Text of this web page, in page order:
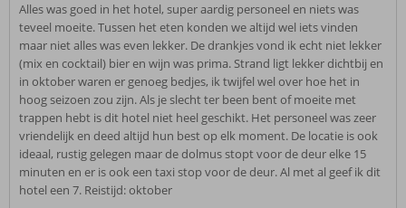
Alles was goed in het hotel, super aardig personeel en niets was
teveel moeite. Tussen het eten konden we altijd wel iets vinden
maar niet alles was even lekker. De drankjes vond ik echt niet lekker
(mix en cocktail) bier en wijn was prima. Strand ligt lekker dichtbij en
in oktober waren er genoeg bedjes, ik twijfel wel over hoe het in
hoog seizoen zou zijn. Als je slecht ter been bent of moeite met
trappen hebt is dit hotel niet heel geschikt. Het personeel was zeer
vriendelijk en deed altijd hun best op elk moment. De locatie is ook
ideaal, rustig gelegen maar de dolmus stopt voor de deur elke 15
minuten en er is ook een taxi stop voor de deur. Al met al geef ik dit
hotel een 7. Reistijd: oktober